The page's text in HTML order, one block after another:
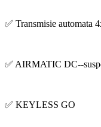
✅ Transmisie automata
✅ AIRMATIC DC--
✅ KEYLESS GO